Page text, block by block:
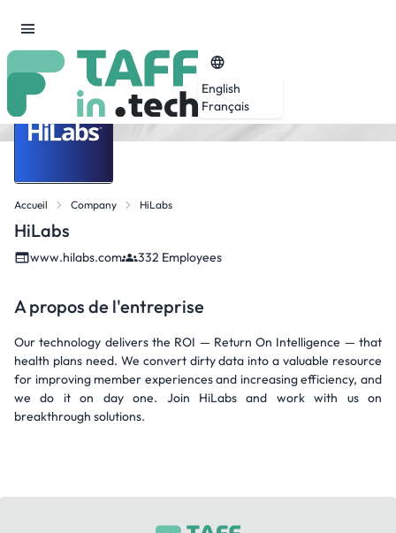
English
Français
Accueil Company HiLabs
HiLabs
www.hilabs.com 332 Employees
A propos de l'entreprise
Our technology delivers the ROI — Return On Intelligence — that
health plans need. We convert dirty data into a valuable resource
for improving member experiences and increasing efficiency, and
we do it on day one. Join HiLabs and work with us on
breakthrough solutions.